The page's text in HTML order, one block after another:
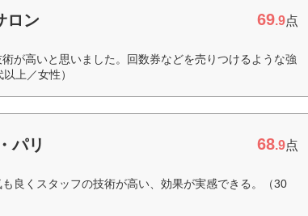
ロン 69.9点
が高いと思いました。回数券などを売りつけるような強
上／女性）
パリ 68.9点
良くスタッフの技術が高い、効果が実感できる。（30